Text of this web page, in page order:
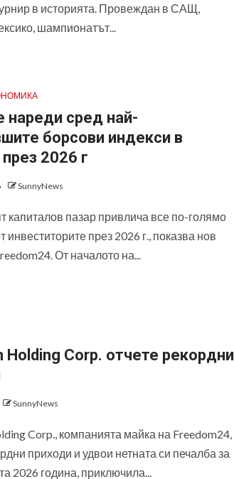
в историята. Провеждан в САЩ,
шампионатът...
нареди сред най-
борсови индекси в
2026 г
SunnyNews
капиталов пазар привлича все по-голямо
инвеститорите през 2026 г., показва нов
От началото на...
Holding Corp. отчете рекордни
SunnyNews
Corp., компанията майка на Freedom24,
приходи и удвои нетната си печалба за
2026 година, приключила...